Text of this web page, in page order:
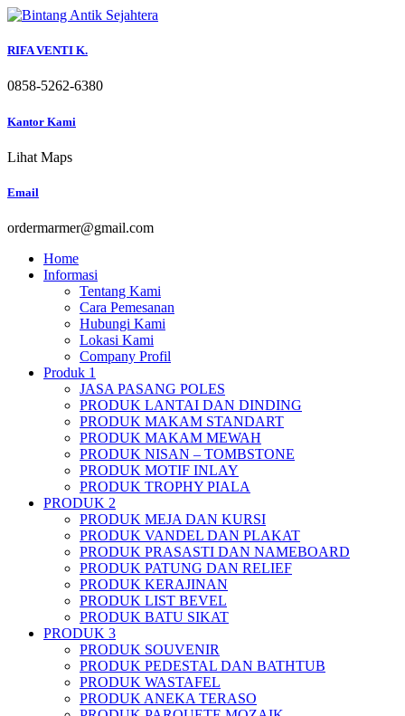
Skip
content
RIFA VENTI K.
0858-5262-6380
Kantor Kami
Lihat Maps
Email
ordermarmer@gmail.com
Home
Informasi
Tentang Kami
Cara Pemesanan
Hubungi Kami
Lokasi Kami
Company Profil
Produk 1
JASA PASANG POLES
PRODUK LANTAI DAN DINDING
PRODUK MAKAM STANDART
PRODUK MAKAM MEWAH
PRODUK NISAN – TOMBSTONE
PRODUK MOTIF INLAY
PRODUK TROPHY PIALA
PRODUK 2
PRODUK MEJA DAN KURSI
PRODUK VANDEL DAN PLAKAT
PRODUK PRASASTI DAN NAMEBOARD
PRODUK PATUNG DAN RELIEF
PRODUK KERAJINAN
PRODUK LIST BEVEL
PRODUK BATU SIKAT
PRODUK 3
PRODUK SOUVENIR
PRODUK PEDESTAL DAN BATHTUB
PRODUK WASTAFEL
PRODUK ANEKA TERASO